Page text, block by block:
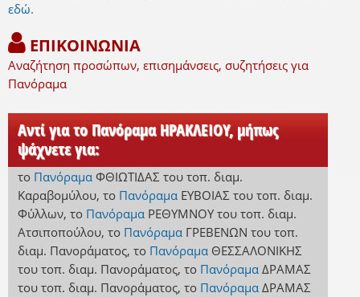
εδώ.
ΕΠΙΚΟΙΝΩΝΙΑ
Αναζήτηση προσώπων, επισημάνσεις, συζητήσεις για
Πανόραμα
Αντί για το Πανόραμα ΗΡΑΚΛΕΙΟΥ, μήπως
ψάχνετε για:
το Πανόραμα ΦΘΙΩΤΙΔΑΣ του τοπ. διαμ.
Καραβομύλου, το Πανόραμα ΕΥΒΟΙΑΣ του τοπ. διαμ.
Φύλλων, το Πανόραμα ΡΕΘΥΜΝΟΥ του τοπ. διαμ.
Ατσιποπούλου, το Πανόραμα ΓΡΕΒΕΝΩΝ του τοπ.
διαμ. Πανοράματος, το Πανόραμα ΘΕΣΣΑΛΟΝΙΚΗΣ
του τοπ. διαμ. Πανοράματος, το Πανόραμα ΔΡΑΜΑΣ
του τοπ. διαμ. Πανοράματος, το Πανόραμα ΔΡΑΜΑΣ